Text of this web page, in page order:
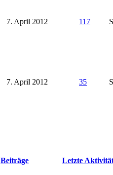
7. April 2012 117
7. April 2012 35
Beiträge Letzte